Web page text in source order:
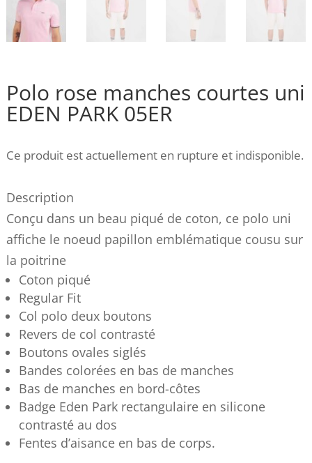
Polo rose manches courtes uni
EDEN PARK 05ER
Ce produit est actuellement en rupture et indisponible.
Description
Conçu dans un beau piqué de coton, ce polo uni
affiche le noeud papillon emblématique cousu sur
la poitrine
Coton piqué
Regular Fit
Col polo deux boutons
Revers de col contrasté
Boutons ovales siglés
Bandes colorées en bas de manches
Bas de manches en bord-côtes
Badge Eden Park rectangulaire en silicone
contrasté au dos
Fentes d’aisance en bas de corps.